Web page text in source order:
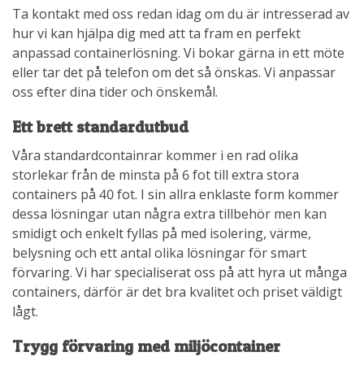
Ta kontakt med oss redan idag om du är intresserad av
hur vi kan hjälpa dig med att ta fram en perfekt
anpassad containerlösning. Vi bokar gärna in ett möte
eller tar det på telefon om det så önskas. Vi anpassar
oss efter dina tider och önskemål.
Ett brett standardutbud
Våra standardcontainrar kommer i en rad olika
storlekar från de minsta på 6 fot till extra stora
containers på 40 fot. I sin allra enklaste form kommer
dessa lösningar utan några extra tillbehör men kan
smidigt och enkelt fyllas på med isolering, värme,
belysning och ett antal olika lösningar för smart
förvaring. Vi har specialiserat oss på att hyra ut många
containers, därför är det bra kvalitet och priset väldigt
lågt.
Trygg förvaring med miljöcontainer